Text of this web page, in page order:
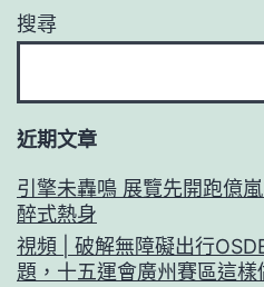
搜尋
近期文章
引擎未轟鳴 展覽先開跑億
醉式熱身
視頻 | 破解無障礙出行
題，十五運會廣州賽區這樣